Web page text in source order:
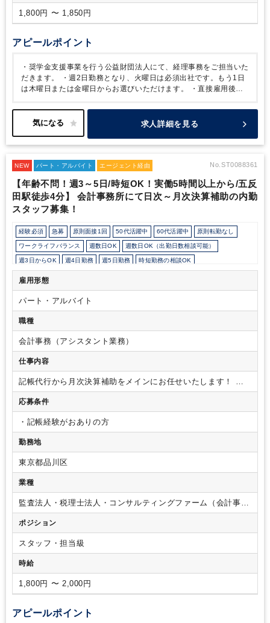
1,800円 〜 1,850円
アピールポイント
・奨学金支援事業を行う公益財団法人にて、経理事務をご担当いた
だきます。
・週2日勤務となり、火曜日は必須出社です。もう1日
は木曜日または金曜日からお選びいただけます。
・直接雇用後は
出勤いただく場合があります。・出社でのお仕事です。
求人詳細を見る
NEW パート・アルバイト エージェント経由 No.ST0088361
【年齢不問！週3～5日/時短OK！実働5時間以上から/五反
田駅徒歩4分】 会計事務所にて日次～月次決算補助の内勤
スタッフ募集！
経験必須 急募 原則面接1回 50代活躍中 60代活躍中 原則転勤なし
ワークライフバランス 週数日OK 週数日OK（出勤日数相談可能）
週3日からOK 週4日勤務 週5日勤務 時短勤務の相談OK
定時早め 16時以前退社OK フルタイム 1日5時間以内でもOK 時短OK
1日7時間未満勤務OK 9時30分出社OK
オフィスが禁煙
雇用形態
パート・アルバイト
職種
会計事務（アシスタント業務）
仕事内容
記帳代行から月次決算補助をメインにお任せいたします！
仕訳、伝票入力、月次処理等※ご経験に応じて4～5社をご担
当いただく予定です。
応募条件
・記帳経験がおありの方
勤務地
東京都品川区
業種
監査法人・税理士法人・コンサルティングファーム（会計事務
所）
ポジション
スタッフ・担当級
時給
1,800円 〜 2,000円
アピールポイント